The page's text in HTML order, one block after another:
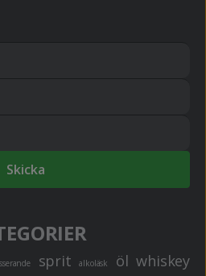
Skicka
sprit alkoläsk öl whiskey